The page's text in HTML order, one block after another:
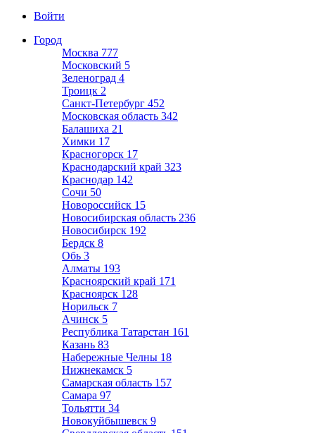
Войти
Город
Москва 777
Московский 5
Зеленоград 4
Троицк 2
Санкт-Петербург 452
Московская область 342
Балашиха 21
Химки 17
Красногорск 17
Краснодарский край 323
Краснодар 142
Сочи 50
Новороссийск 15
Новосибирская область 236
Новосибирск 192
Бердск 8
Обь 3
Алматы 193
Красноярский край 171
Красноярск 128
Норильск 7
Ачинск 5
Республика Татарстан 161
Казань 83
Набережные Челны 18
Нижнекамск 5
Самарская область 157
Самара 97
Тольятти 34
Новокуйбышевск 9